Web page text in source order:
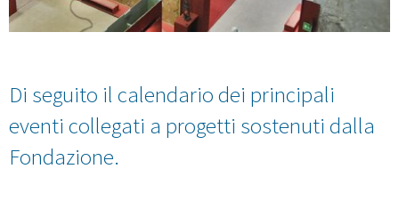
Di seguito il calendario dei principali
eventi collegati a progetti sostenuti dalla
Fondazione.